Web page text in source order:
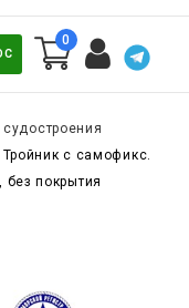
0
c самофикс.
покрытия